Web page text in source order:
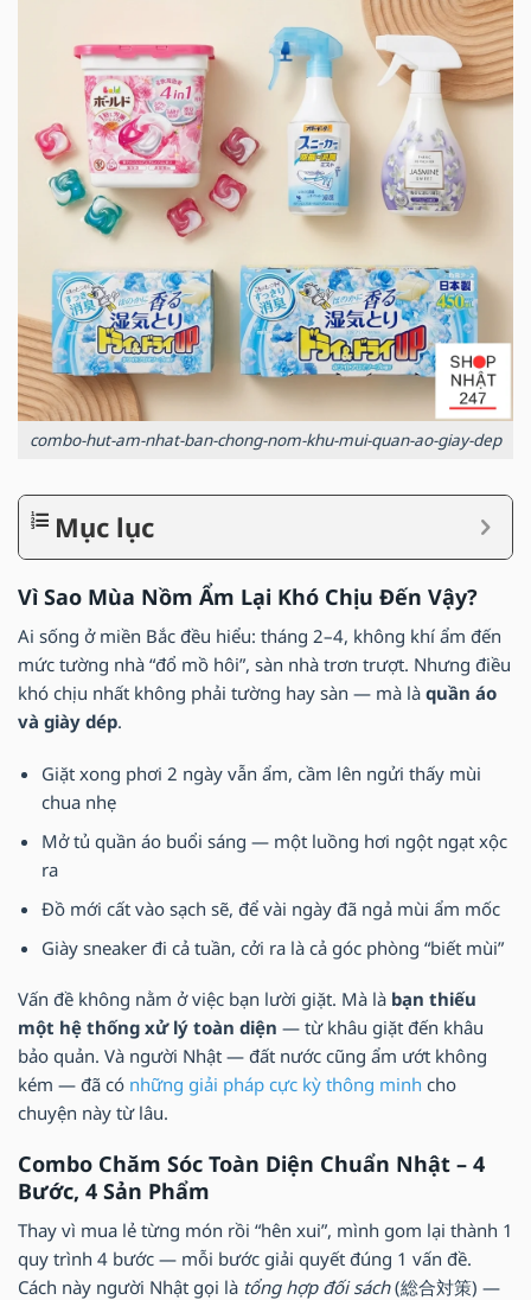
combo-hut-am-nhat-ban-chong-nom-khu-mui-quan-ao-giay-dep
Mục lục
Vì Sao Mùa Nồm Ẩm Lại Khó Chịu Đến Vậy?
Ai sống ở miền Bắc đều hiểu: tháng 2–4, không khí ẩm đến
mức tường nhà “đổ mồ hôi”, sàn nhà trơn trượt. Nhưng điều
khó chịu nhất không phải tường hay sàn — mà là quần áo
và giày dép.
Giặt xong phơi 2 ngày vẫn ẩm, cầm lên ngửi thấy mùi
chua nhẹ
Mở tủ quần áo buổi sáng — một luồng hơi ngột ngạt xộc
ra
Đồ mới cất vào sạch sẽ, để vài ngày đã ngả mùi ẩm mốc
Giày sneaker đi cả tuần, cởi ra là cả góc phòng “biết mùi”
Vấn đề không nằm ở việc bạn lười giặt. Mà là bạn thiếu
một hệ thống xử lý toàn diện — từ khâu giặt đến khâu
bảo quản. Và người Nhật — đất nước cũng ẩm ướt không
kém — đã có những giải pháp cực kỳ thông minh cho
chuyện này từ lâu.
Combo Chăm Sóc Toàn Diện Chuẩn Nhật – 4
Bước, 4 Sản Phẩm
Thay vì mua lẻ từng món rồi “hên xui”, mình gom lại thành 1
quy trình 4 bước — mỗi bước giải quyết đúng 1 vấn đề.
Cách này người Nhật gọi là tổng hợp đối sách(総合対策) —